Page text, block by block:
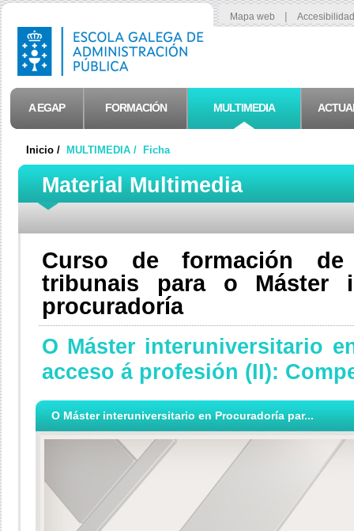
Mapa web |
A EGAP FORMACIÓN MULTIMEDIA
Inicio / MULTIMEDIA / Ficha
Material Multimedia
Curso de formación de
tribunais para o Máster
procuradoría
O Máster interuniversitario
acceso á profesión (II):
O Máster interuniversitario en Procuradoría par...